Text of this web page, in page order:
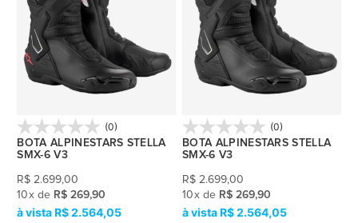
(0)
BOTA ALPINESTARS STELLA
SMX-6 V3
R$ 2.699,00
10x de R$ 269,90
R$ 2.564,05
(0)
BOTA ALPINESTARS STELLA
SMX-6 V3
R$ 2.699,00
10x de R$ 269,90
R$ 2.564,05